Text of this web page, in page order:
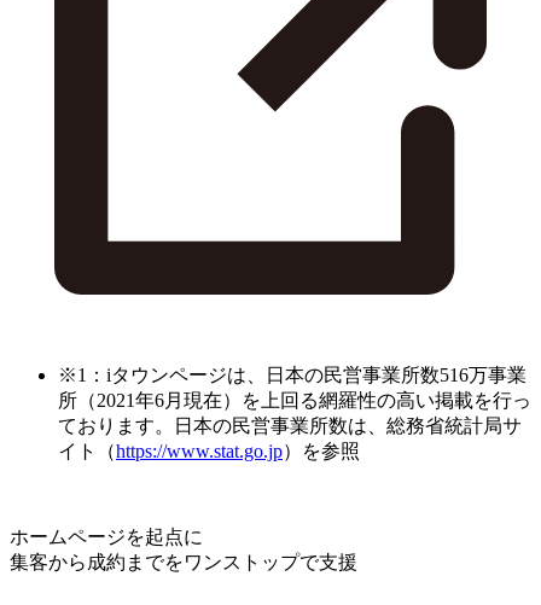
※1：iタウンページは、日本の民営事業所数516万事業
所（2021年6月現在）を上回る網羅性の高い掲載を行っ
ております。日本の民営事業所数は、総務省統計局サ
イト（https://www.stat.go.jp）を参照
ホームページを起点に
集客から成約までをワンストップで支援